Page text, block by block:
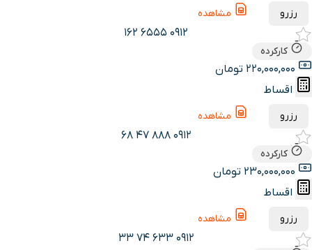
رزرو مشاهده
0912 6555 162
کارکرده
اقساط
رزرو مشاهده
0912 888 47 68
کارکرده
اقساط
رزرو مشاهده
0912 633 74 33